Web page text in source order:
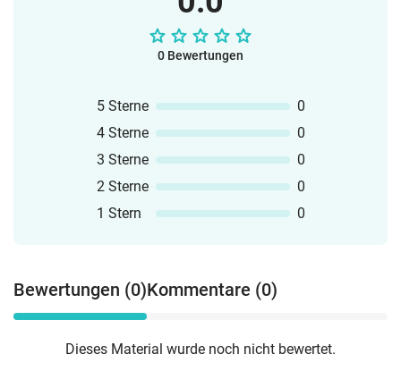
0 Bewertungen
5 Sterne
0
4 Sterne
0
3 Sterne
0
2 Sterne
0
1 Stern
0
Bewertungen (0)Kommentare (0)
Dieses Material wurde noch nicht bewertet.